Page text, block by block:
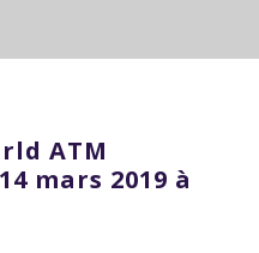
ATM
mars 2019 à